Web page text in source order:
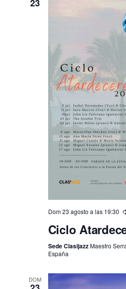
23
Dom 23 agosto a las 19:30
Ciclo
Sede ClasijazzMaestro
España
DOM